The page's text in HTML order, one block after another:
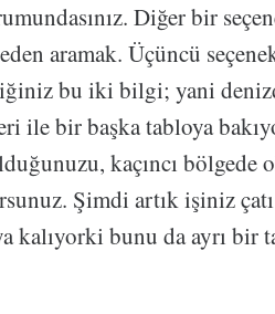
Diğer bir
aramak. Üçüncü
bu iki bilgi; yani
ile bir başka tabloya
kaçıncı bölgede
Şimdi artık işiniz
kalıyorki bunu da ayrı bir